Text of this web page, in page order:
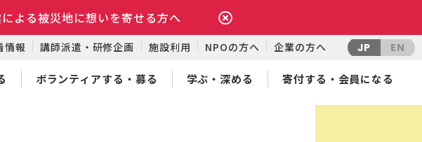
よる被災地に想いを寄せる方へ
情報 講師派遣・研修企画 施設利用 NPOの方へ 企業の方へ JP EN
ボランティアする・募る 学ぶ・深める 寄付する・会員になる